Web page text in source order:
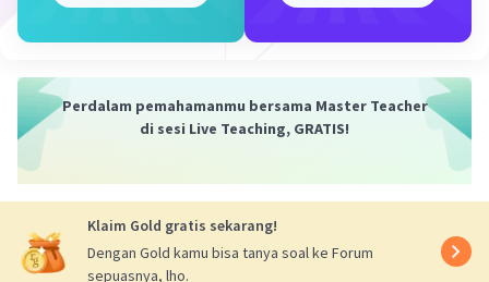
Iklan
Perdalam pemahamanmu bersama Master Teacher
di sesi Live Teaching, GRATIS!
Klaim Gold gratis sekarang!
Dengan Gold kamu bisa tanya soal ke Forum
sepuasnya, lho.